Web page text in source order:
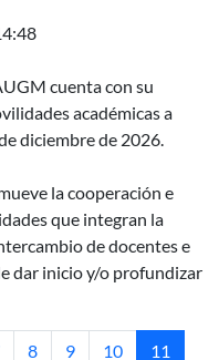
cuenta con su
académicas a
diciembre de 2026.
la cooperación e
que integran la
de docentes e
dar inicio y/o profundizar
Página
8 Página
9 Página
10 Página
11